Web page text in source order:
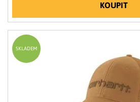
KOUPIT
SKLADEM